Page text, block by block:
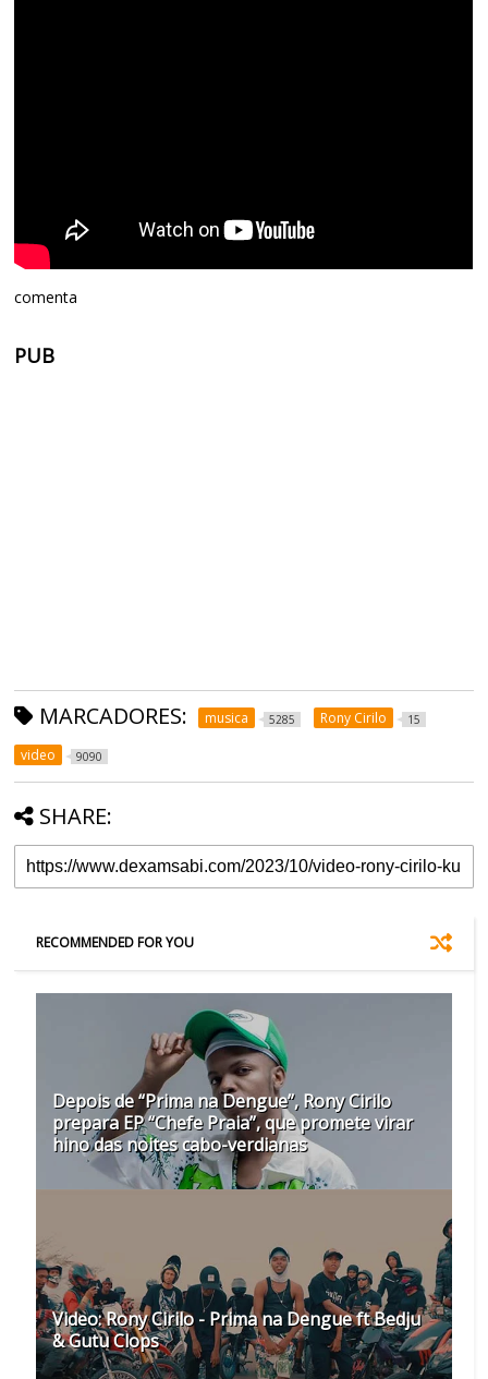
comenta
PUB
MARCADORES: musica 5285 Rony Cirilo 15
video 9090
SHARE:
RECOMMENDED FOR YOU
Depois de “Prima na Dengue”, Rony Cirilo
prepara EP “Chefe Praia”, que promete virar
hino das noites cabo-verdianas
Video: Rony Cirilo - Prima na Dengue ft Bedju
& Gutu Clops